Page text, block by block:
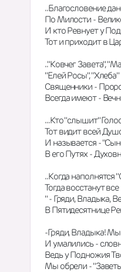
..Благословение
По Милости -
И кто Ревнует у
Тот и приходит в
.."Ковчег Завета",
"Елей Росы",
Священники -
Всегда имеют -
...Кто "слышит"
Тот видит всей
И называется -
В его Путях -
..Когда
Тогда восстанут
" - Гряди, Владыка,
В Пятидесятнице
-Гряди, Владыка!
И умалились -
Ведь у Подножия
Мы обрели -